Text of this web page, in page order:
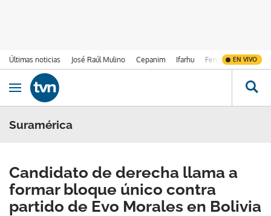
Últimas noticias José Raúl Mulino Cepanim Ifarhu Fenómeno de El
EN VIVO
Ir al contenido
Obrir navegació
Suramérica
Candidato de derecha llama a
formar bloque único contra
partido de Evo Morales en Bolivia